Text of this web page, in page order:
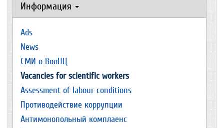
Информация
Ads
News
СМИ о ВолНЦ
Vacancies for scientific workers
Assessment of labour conditions
Противодействие коррупции
Антимонопольный комплаенс